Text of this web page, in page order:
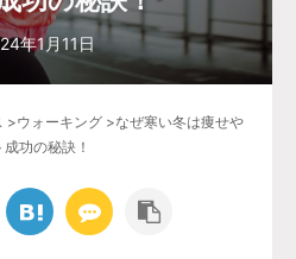
年1月11日
>ウォーキング >なぜ寒い冬は痩せや
功の秘訣！